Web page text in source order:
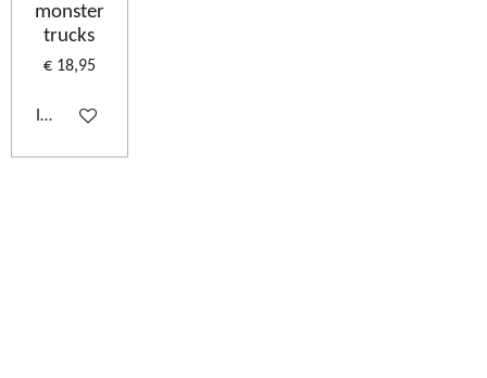
monster
trucks
€ 18,95
In winkelwagen